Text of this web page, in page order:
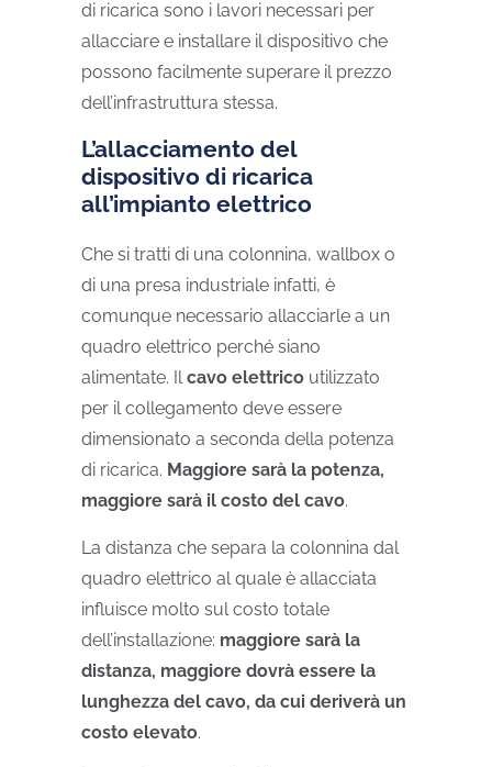
di ricarica sono i lavori necessari per
allacciare e installare il dispositivo che
possono facilmente superare il prezzo
dell’infrastruttura stessa.
L’allacciamento del
dispositivo di ricarica
all’impianto elettrico
Che si tratti di una colonnina, wallbox o
di una presa industriale infatti, è
comunque necessario allacciarle a un
quadro elettrico perché siano
alimentate. Ilcavo elettrico utilizzato
per il collegamento deve essere
dimensionato a seconda della potenza
di ricarica. Maggiore sarà la potenza,
maggiore sarà il costo del cavo.
La distanza che separa la colonnina dal
quadro elettrico al quale è allacciata
influisce molto sul costo totale
dell’installazione: maggiore sarà la
distanza, maggiore dovrà essere la
lunghezza del cavo, da cui deriverà un
costo elevato.